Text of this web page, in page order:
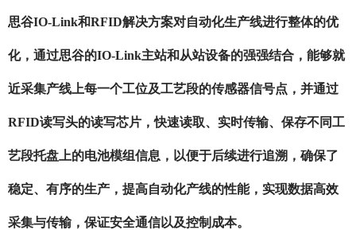
思谷IO-Link和RFID解决方案对自动化生产线进行整体的优
化，通过思谷的IO-Link主站和从站设备的强强结合，能够就
近采集产线上每一个工位及工艺段的传感器信号点，并通过
RFID读写头的读写芯片，快速读取、实时传输、保存不同工
艺段托盘上的电池模组信息，以便于后续进行追溯，确保了
稳定、有序的生产，提高自动化产线的性能，实现数据高效
采集与传输，保证安全通信以及控制成本。